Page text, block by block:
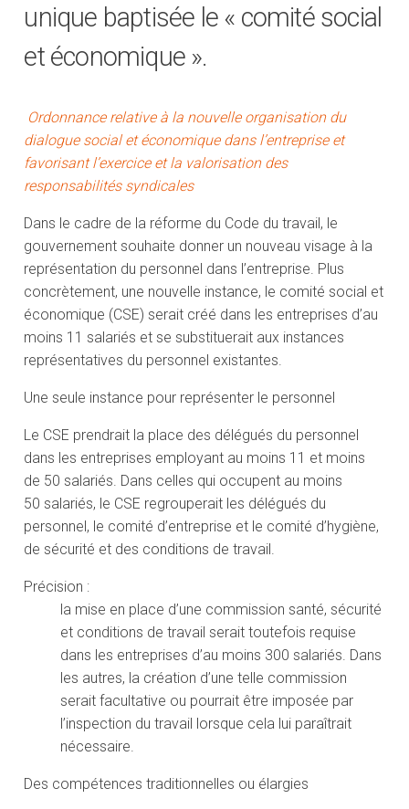
unique baptisée le « comité social
et économique ».
Ordonnance relative à la nouvelle organisation du
dialogue social et économique dans l’entreprise et
favorisant l’exercice et la valorisation des
responsabilités syndicales
Dans le cadre de la réforme du Code du travail, le
gouvernement souhaite donner un nouveau visage à la
représentation du personnel dans l’entreprise. Plus
concrètement, une nouvelle instance, le comité social et
économique (CSE) serait créé dans les entreprises d’au
moins 11 salariés et se substituerait aux instances
représentatives du personnel existantes.
Une seule instance pour représenter le personnel
Le CSE prendrait la place des délégués du personnel
dans les entreprises employant au moins 11 et moins
de 50 salariés. Dans celles qui occupent au moins
50 salariés, le CSE regrouperait les délégués du
personnel, le comité d’entreprise et le comité d’hygiène,
de sécurité et des conditions de travail.
Précision :
la mise en place d’une commission santé, sécurité
et conditions de travail serait toutefois requise
dans les entreprises d’au moins 300 salariés. Dans
les autres, la création d’une telle commission
serait facultative ou pourrait être imposée par
l’inspection du travail lorsque cela lui paraîtrait
nécessaire.
Des compétences traditionnelles ou élargies